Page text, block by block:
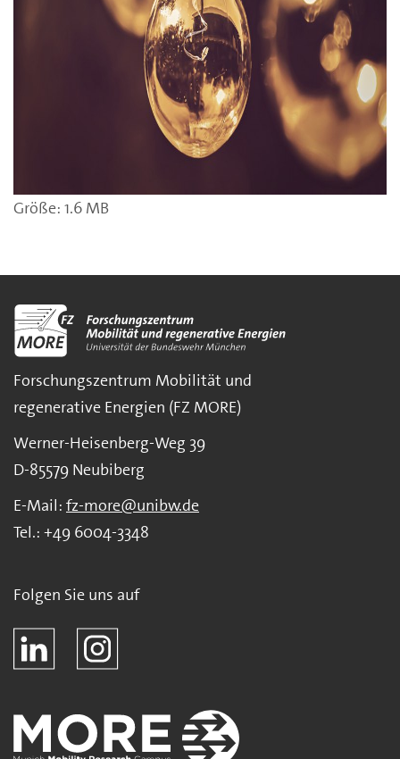
Zeige Bild in voller Größe…
Größe: 1.6 MB
Forschungszentrum Mobilität und
regenerative Energien (FZ MORE)
Werner-Heisenberg-Weg 39
D-85579 Neubiberg
E-Mail: fz-more@unibw.de
Tel.: +49 6004-3348
Folgen Sie uns auf